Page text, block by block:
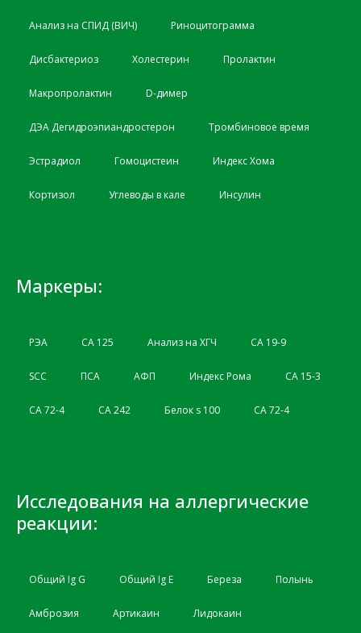
Анализ на СПИД (ВИЧ) Риноцитограмма
Дисбактериоз Холестерин Пролактин
Макропролактин D-димер
ДЭА Дегидроэпиандростерон Тромбиновое время
Эстрадиол Гомоцистеин Индекс Хома
Кортизол Углеводы в кале Инсулин
Маркеры:
РЭА СА 125 Анализ на ХГЧ CA 19-9
SCC ПСА АФП Индекс Рома СА 15-3
СА 72-4 СА 242 Белок s 100 СА 72-4
Исследования на аллергические
реакции:
Общий Ig G Общий Ig Е Береза Полынь
Амброзия Артикаин Лидокаин